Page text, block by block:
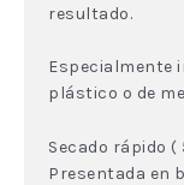
resultado.
Especialmente
plástico o de
Secado rápido
Presentada en